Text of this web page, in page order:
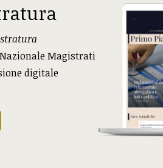
Magistrati
digitale